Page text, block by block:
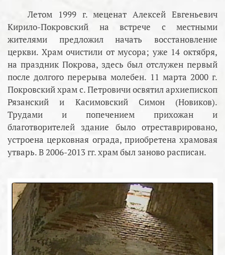
Летом 1999 г. меценат Алексей Евгеньевич
Кирило-Покровский на встрече с местными
жителями предложил начать восстановление
церкви. Храм очистили от мусора; уже 14 октября,
на праздник Покрова, здесь был отслужен первый
после долгого перерыва молебен. 11 марта 2000 г.
Покровский храм с. Петровичи освятил архиепископ
Рязанский и Касимовский Симон (Новиков).
Трудами и попечением прихожан и
благотворителей здание было отреставрировано,
устроена церковная ограда, приобретена храмовая
утварь. В 2006-2013 гг. храм был заново расписан.